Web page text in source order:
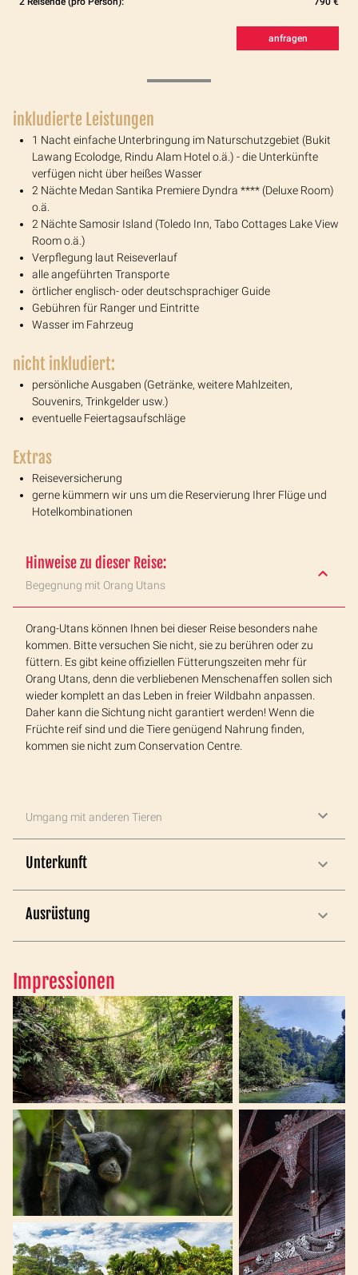
anfragen
inkludierte Leistungen
1 Nacht einfache Unterbringung im Naturschutzgebiet (Bukit
Lawang Ecolodge, Rindu Alam Hotel o.ä.) - die Unterkünfte
verfügen nicht über heißes Wasser
2 Nächte Medan Santika Premiere Dyndra **** (Deluxe Room)
o.ä.
2 Nächte Samosir Island (Toledo Inn, Tabo Cottages Lake View
Room o.ä.)
Verpflegung laut Reiseverlauf
alle angeführten Transporte
örtlicher englisch- oder deutschsprachiger Guide
Gebühren für Ranger und Eintritte
Wasser im Fahrzeug
nicht inkludiert:
persönliche Ausgaben (Getränke, weitere Mahlzeiten,
Souvenirs, Trinkgelder usw.)
eventuelle Feiertagsaufschläge
Extras
Reiseversicherung
gerne kümmern wir uns um die Reservierung Ihrer Flüge und
Hotelkombinationen
Hinweise zu dieser Reise:
Begegnung mit Orang Utans
Orang-Utans können Ihnen bei dieser Reise besonders nahe
kommen. Bitte versuchen Sie nicht, sie zu berühren oder zu
füttern. Es gibt keine offiziellen Fütterungszeiten mehr für
Orang Utans, denn die verbliebenen Menschenaffen sollen sich
wieder komplett an das Leben in freier Wildbahn anpassen.
Daher kann die Sichtung nicht garantiert werden! Wenn die
Früchte reif sind und die Tiere genügend Nahrung finden,
kommen sie nicht zum Conservation Centre.
Umgang mit anderen Tieren
Unterkunft
Ausrüstung
Impressionen